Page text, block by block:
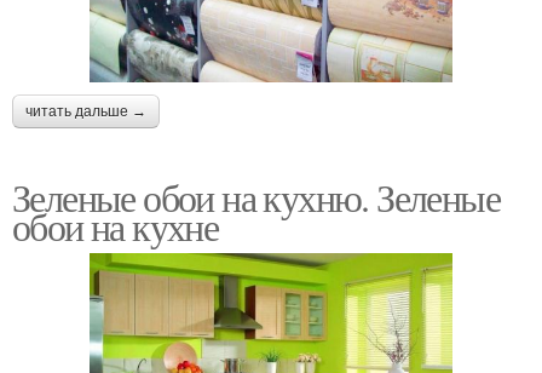
читать дальше →
Зеленые обои на кухню. Зеленые
обои на кухне